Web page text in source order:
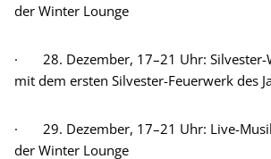
der Winter Lounge
· 28. Dezember, 17–21 Uhr: Silvester-
mit dem ersten Silvester-Feuerwerk des
· 29. Dezember, 17–21 Uhr: Live-
der Winter Lounge